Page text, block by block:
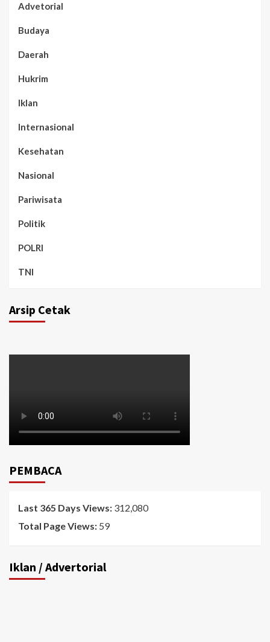
Advetorial
Budaya
Daerah
Hukrim
Iklan
Internasional
Kesehatan
Nasional
Pariwisata
Politik
POLRI
TNI
Arsip Cetak
PEMBACA
Last 365 Days Views: 312,080
Total Page Views: 59
Iklan / Advertorial